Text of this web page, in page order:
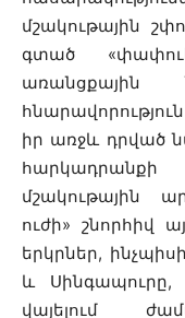
մշակութային
գտած
առանցքային
իր առջև դրված
հարկադրանքի
մշակութային
ուժի» շնորհիվ
երկրներ,
և Սինգապուրը,
վայելում